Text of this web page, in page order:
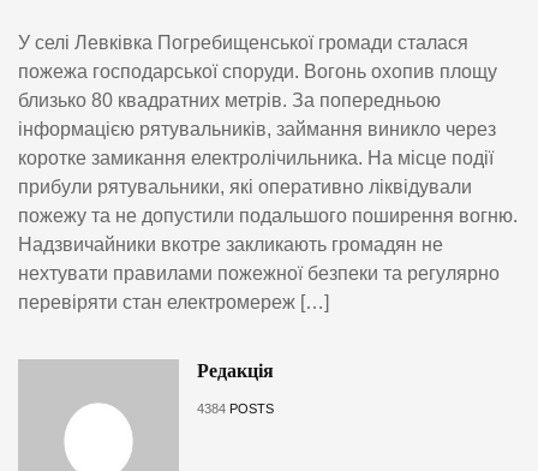
У селі Левківка Погребищенської громади сталася
пожежа господарської споруди. Вогонь охопив площу
близько 80 квадратних метрів. За попередньою
інформацією рятувальників, займання виникло через
коротке замикання електролічильника. На місце події
прибули рятувальники, які оперативно ліквідували
пожежу та не допустили подальшого поширення вогню.
Надзвичайники вкотре закликають громадян не
нехтувати правилами пожежної безпеки та регулярно
перевіряти стан електромереж […]
Редакція
4384 POSTS